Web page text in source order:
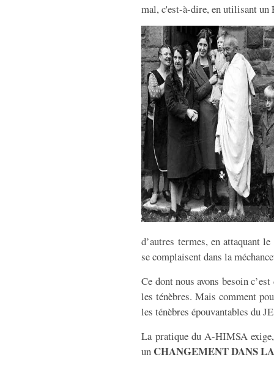
mal, c'est-à-dire, en utilisant
d’autres termes, en attaquant
se complaisent dans la
Ce dont nous avons besoin
les ténèbres. Mais comment
les ténèbres épouvantables du
La pratique du A-HIMSA
un CHANGEMENT DANS